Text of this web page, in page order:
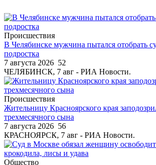
Происшествия
В Челябинске мужчина пытался отобрать
подростка
7 августа 2026 52
ЧЕЛЯБИНСК, 7 авг - РИА Новости.
Происшествия
Жительницу Красноярского края
трехмесячного сына
7 августа 2026 56
КРАСНОЯРСК, 7 авг - РИА Новости.
Общество